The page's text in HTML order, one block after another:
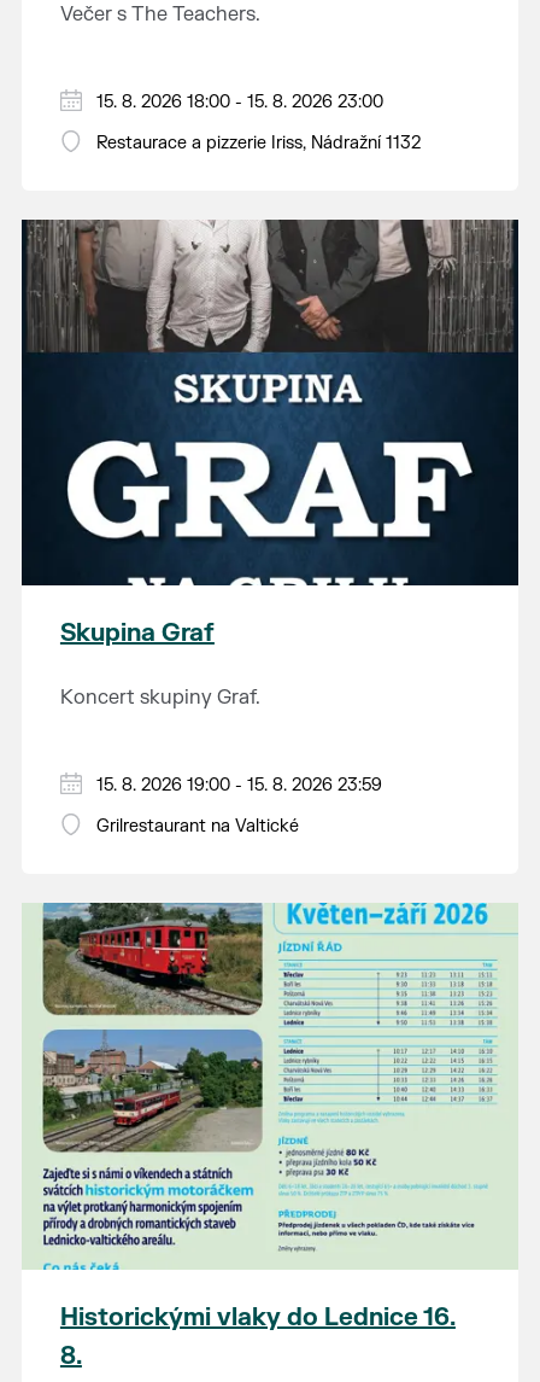
Večer s The Teachers.
15. 8. 2026 18:00 - 15. 8. 2026 23:00
Restaurace a pizzerie Iriss, Nádražní 1132
Skupina Graf
Koncert skupiny Graf.
15. 8. 2026 19:00 - 15. 8. 2026 23:59
Grilrestaurant na Valtické
Historickými vlaky do Lednice 16.
8.